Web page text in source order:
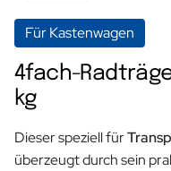
Für Kastenwagen
4fach-
kg
Dieser speziell für
überzeugt durch sein